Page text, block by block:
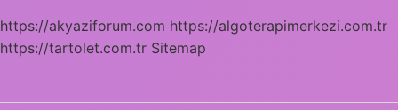
https://akyaziforum.com https://algoterapimerkezi.com.tr
https://tartolet.com.tr Sitemap